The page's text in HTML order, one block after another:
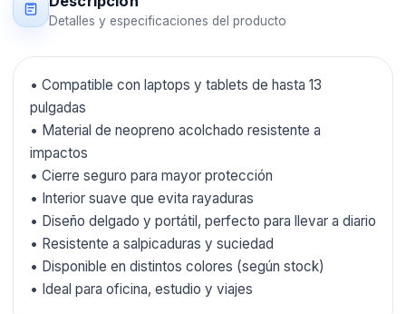
Detalles y especificaciones del producto
• Compatible con laptops y tablets de hasta 13
pulgadas
• Material de neopreno acolchado resistente a
impactos
• Cierre seguro para mayor protección
• Interior suave que evita rayaduras
• Diseño delgado y portátil, perfecto para llevar a diario
• Resistente a salpicaduras y suciedad
• Disponible en distintos colores (según stock)
• Ideal para oficina, estudio y viajes